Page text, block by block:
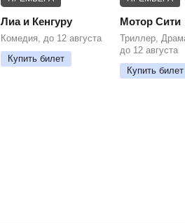
Лиа и Кенгуру
Комедия, до 12 августа
Купить билет
Мотор Сити
Триллер,
до 12 августа
Купить билет